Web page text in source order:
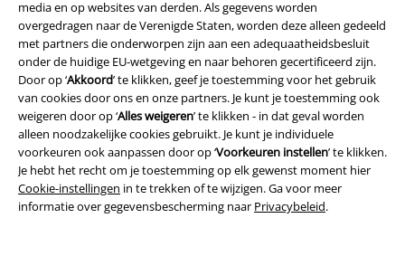
media en op websites van derden. Als gegevens worden
overgedragen naar de Verenigde Staten, worden deze alleen gedeeld
met partners die onderworpen zijn aan een adequaatheidsbesluit
onder de huidige EU-wetgeving en naar behoren gecertificeerd zijn.
Door op ‘Akkoord’ te klikken, geef je toestemming voor het gebruik
van cookies door ons en onze partners. Je kunt je toestemming ook
weigeren door op ‘Alles weigeren’ te klikken - in dat geval worden
alleen noodzakelijke cookies gebruikt. Je kunt je individuele
voorkeuren ook aanpassen door op ‘Voorkeuren instellen’ te klikken.
Je hebt het recht om je toestemming op elk gewenst moment hier
Cookie-instellingen in te trekken of te wijzigen. Ga voor meer
informatie over gegevensbescherming naar Privacybeleid.
sokken! Naast de Urban Classics vindt u in onze winkel een ruime keuze.
Voor lange wandeltochten en lange wandelingen in uw laarzen zijn
gevoerde sokken precies wat u nodig hebt om uw voeten aan de
voorkant en de hiel te beschermen. Dus u krijgt maximaal comfort in
moderne stijl – uw damessokken wachten op u!
Vous vous êtes trompé de langue dans la boutique en ligne belge
?Chaussettes pour femmes en français